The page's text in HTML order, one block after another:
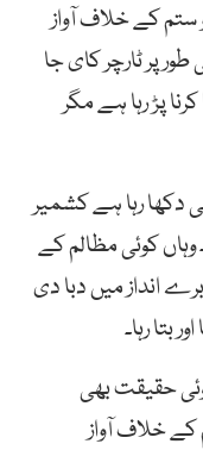
ستم کے خلاف آواز
پر ٹارچر کای جا
پڑ رہا ہے مگر
دکھا رہا ہے کشمیر
کوئی مظالم کے
انداز میں دبا دی
بتا رہا۔
حقیقت بھی
خلاف آواز